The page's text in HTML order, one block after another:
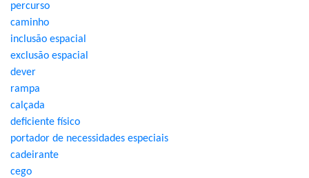
percurso
caminho
inclusão espacial
exclusão espacial
dever
rampa
calçada
deficiente físico
portador de necessidades especiais
cadeirante
cego